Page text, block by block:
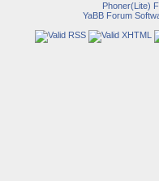
Phoner(Lite)
YaBB Forum